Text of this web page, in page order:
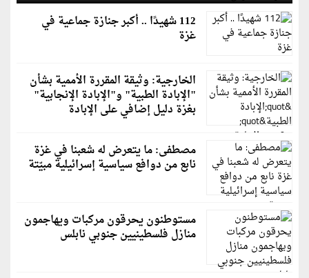
112 شهيدًا .. أكبر جنازة جماعية في
غزة
الخارجية: وثيقة المقررة الأممية بشأن
"الإبادة الطبية" و"الإبادة الإنجابية"
بغزة دليل إضافي على الإبادة
مصطفى: ما يتعرض له شعبنا في غزة
نابع من دوافع سياسية إسرائيلية مبيّتة
مستوطنون يحرقون مركبات ويهاجمون
منازل فلسطينيين جنوبي نابلس